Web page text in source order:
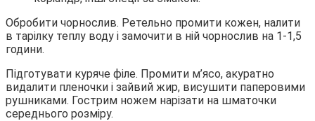
Обробити чорнослив. Ретельно промити кожен, налити
в тарілку теплу воду і замочити в ній чорнослив на 1-1,5
години.
Підготувати куряче філе. Промити м’ясо, акуратно
видалити пленочки і зайвий жир, висушити паперовими
рушниками. Гострим ножем нарізати на шматочки
середнього розміру.